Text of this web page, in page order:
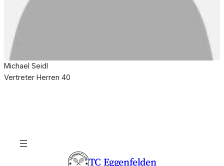
Michael Seidl
Vertreter Herren 40
TC Eggenfelden